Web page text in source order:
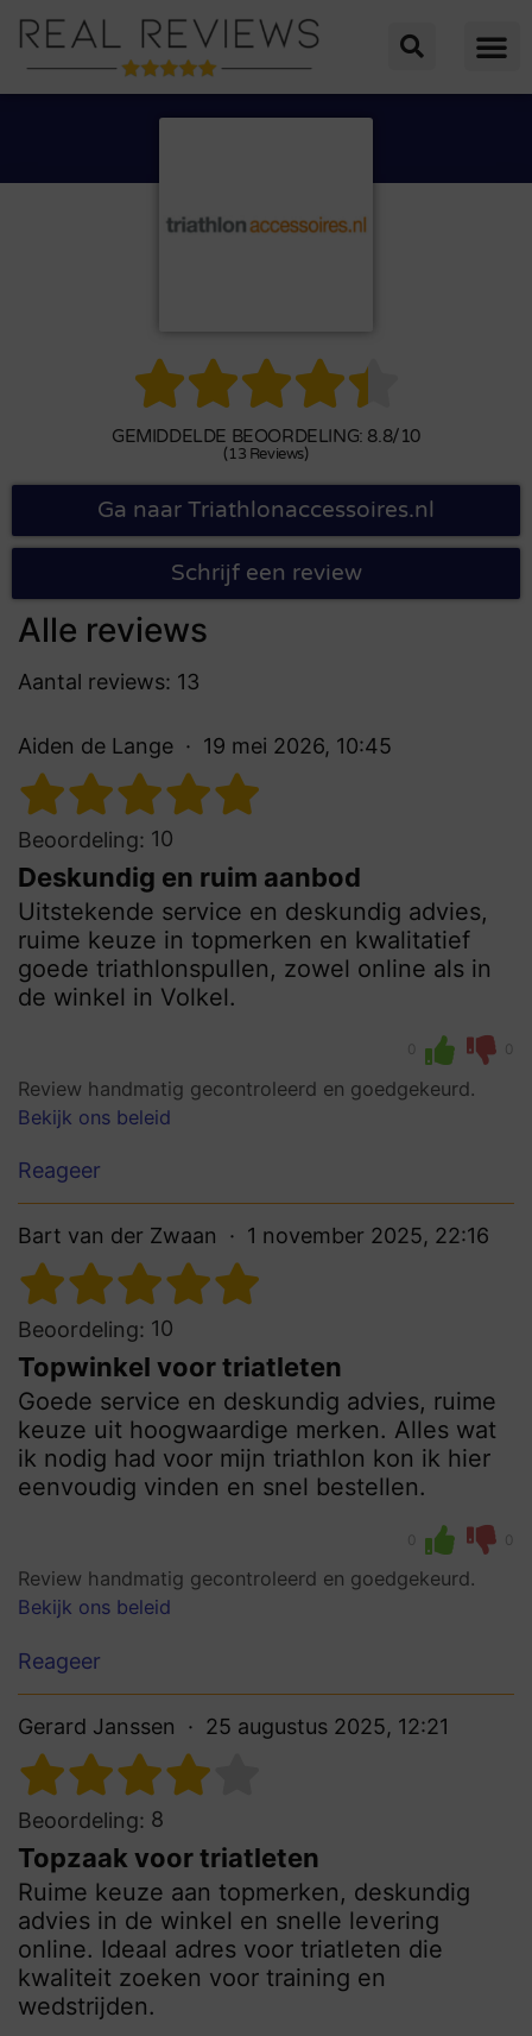

GEMIDDELDE BEOORDELING: 8.8/10
(13 Reviews)
Ga naar Triathlonaccessoires.nl
Schrijf een review
Alle reviews
Aantal reviews: 13
Aiden de Lange 19 mei 2026, 10:45
Beoordeling: 10
Deskundig en ruim aanbod
Uitstekende service en deskundig advies,
ruime keuze in topmerken en kwalitatief
goede triathlonspullen, zowel online als in
de winkel in Volkel.
0 0
Review handmatig gecontroleerd en goedgekeurd.
Bekijk ons beleid
Reageer
Bart van der Zwaan 1 november 2025, 22:16
Beoordeling: 10
Topwinkel voor triatleten
Goede service en deskundig advies, ruime
keuze uit hoogwaardige merken. Alles wat
ik nodig had voor mijn triathlon kon ik hier
eenvoudig vinden en snel bestellen.
0 0
Review handmatig gecontroleerd en goedgekeurd.
Bekijk ons beleid
Reageer
Gerard Janssen 25 augustus 2025, 12:21
Beoordeling: 8
Topzaak voor triatleten
Ruime keuze aan topmerken, deskundig
advies in de winkel en snelle levering
online. Ideaal adres voor triatleten die
kwaliteit zoeken voor training en
wedstrijden.